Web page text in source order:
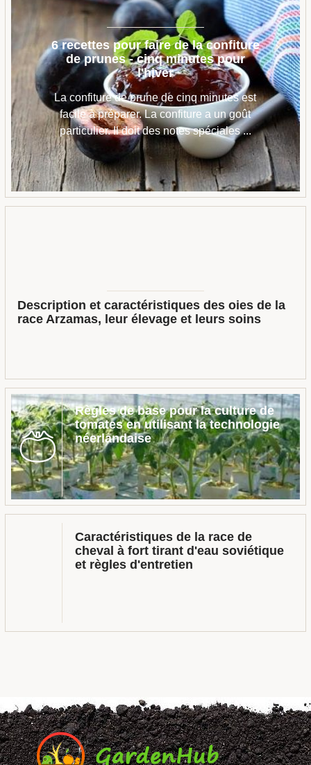
6 recettes pour faire de la confiture
de prunes - cinq minutes pour
l'hiver
La confiture de prune de cinq minutes est
facile à préparer. La confiture a un goût
particulier. Il doit des notes spéciales ...
Description et caractéristiques des oies de la
race Arzamas, leur élevage et leurs soins
Règles de base pour la culture de
tomates en utilisant la technologie
néerlandaise
Caractéristiques de la race de
cheval à fort tirant d'eau soviétique
et règles d'entretien